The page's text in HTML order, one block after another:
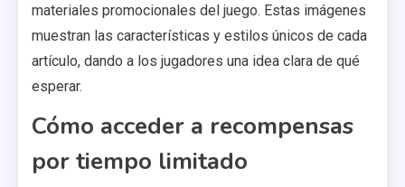
materiales promocionales del juego. Estas imágenes
muestran las características y estilos únicos de cada
artículo, dando a los jugadores una idea clara de qué
esperar.
Cómo acceder a recompensas
por tiempo limitado